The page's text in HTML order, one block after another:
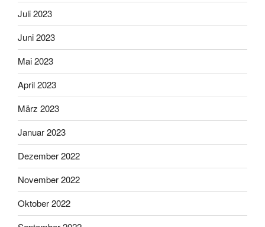
Juli 2023
Juni 2023
Mai 2023
April 2023
März 2023
Januar 2023
Dezember 2022
November 2022
Oktober 2022